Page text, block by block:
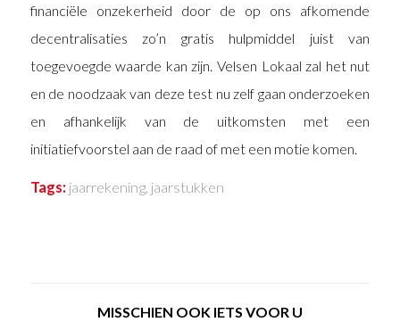
financiële onzekerheid door de op ons afkomende
decentralisaties zo’n gratis hulpmiddel juist van
toegevoegde waarde kan zijn. Velsen Lokaal zal het nut
en de noodzaak van deze test nu zelf gaan onderzoeken
en afhankelijk van de uitkomsten met een
initiatiefvoorstel aan de raad of met een motie komen.
Tags: jaarrekening, jaarstukken
MISSCHIEN OOK IETS VOOR U